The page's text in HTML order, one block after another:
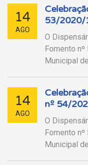
14
AGO
53/2020/
O
Fomento
Municipal
14
AGO
nº 54/
O
Fomento
Municipal